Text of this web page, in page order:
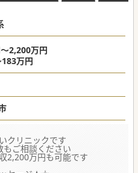
2,200万円
万円
市
クリニックです
ご相談ください
2,200万円も可能です